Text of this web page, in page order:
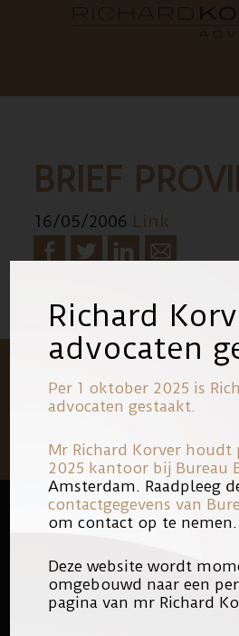
BRIEF
16/05/2006 Link
FOOTER
KANTOOR
ONS TEAM
Richard
advocaten
Per 1 oktober 2025 is
advocaten gestaakt.
Mr Richard Korver houdt
2025 kantoor bij Bureau
Amsterdam. Raadpleeg
contactgegevens van
om contact op te nemen.
Deze website wordt
omgebouwd naar een
pagina van mr Richard